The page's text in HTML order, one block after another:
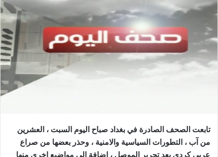
تابعت الصحف الصادرة في بغداد صباح اليوم السبت ، العشرين
من آب ، التطورات السياسية والامنية ، وحذر بعضها من صراع
عربي كردي بعد تحرير الموصل ، اضافة الى مواضيع اخرى منها